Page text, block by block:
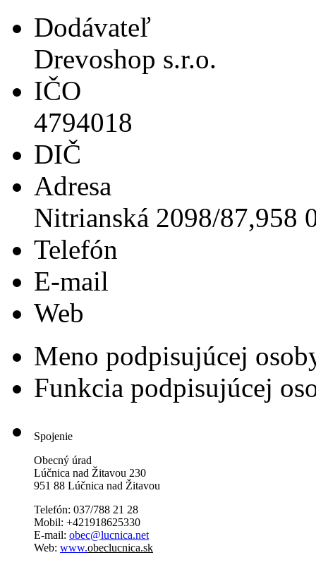
Dodávateľ
Drevoshop s.r.o.
IČO
4794018
DIČ
Adresa
Nitrianská 2098/87,958
Telefón
E-mail
Web
Meno podpisujúcej
Funkcia podpisujúcej
Spojenie
Obecný úrad
Lúčnica nad Žitavou 230
951 88 Lúčnica nad Žitavou
Telefón: 037/788 21 28
Mobil: +421918625330
E-mail: obec@lucnica.net
Web: www.obeclucnica.sk